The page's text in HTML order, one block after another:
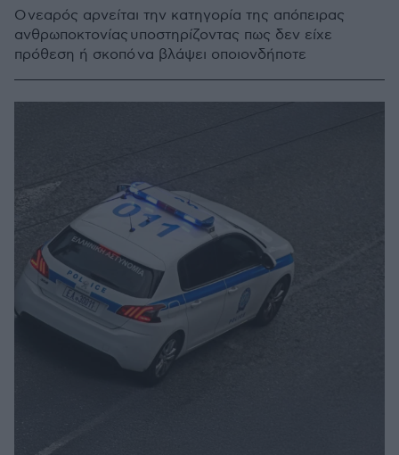
Ο νεαρός αρνείται την κατηγορία της απόπειρας
ανθρωποκτονίας υποστηρίζοντας πως δεν είχε
πρόθεση ή σκοπό να βλάψει οποιονδήποτε